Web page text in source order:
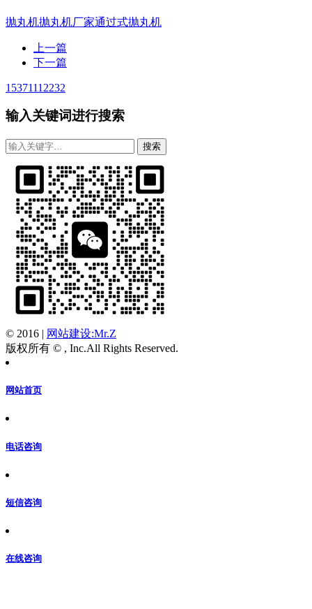
抛丸机抛丸机厂家通过式抛丸机
上一篇
下一篇
15371112232
输入关键词进行搜索
© 2016 | 网站建设:Mr.Z
版权所有 © , Inc.All Rights Reserved.
网站首页
电话咨询
短信咨询
在线咨询